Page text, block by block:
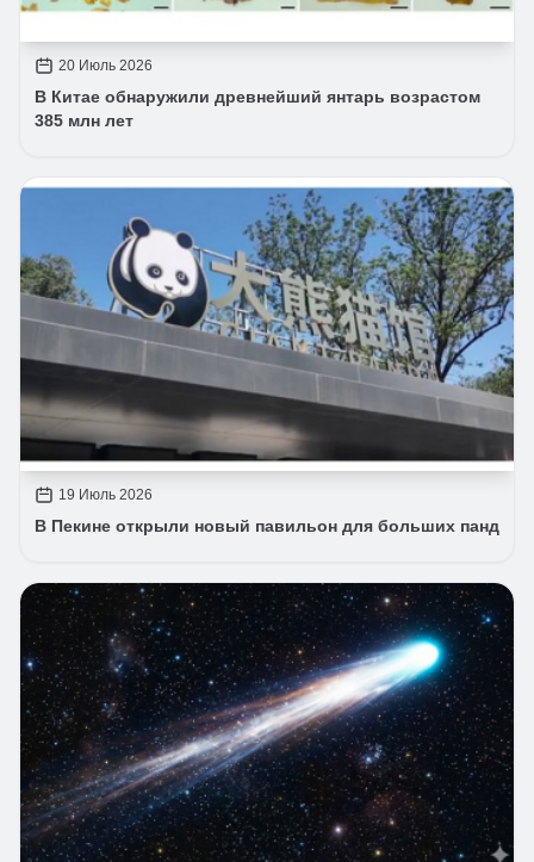
20 Июль 2026
В Китае обнаружили древнейший янтарь возрастом
385 млн лет
19 Июль 2026
В Пекине открыли новый павильон для больших панд